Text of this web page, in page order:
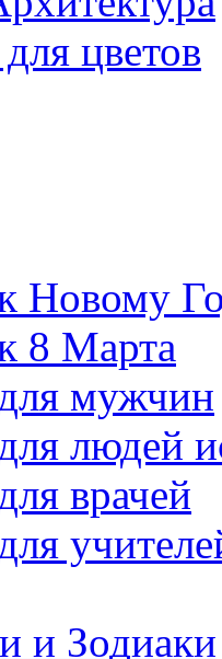
цветов
Новому
8 Марта
мужчин
людей
врачей
и Зодиаки